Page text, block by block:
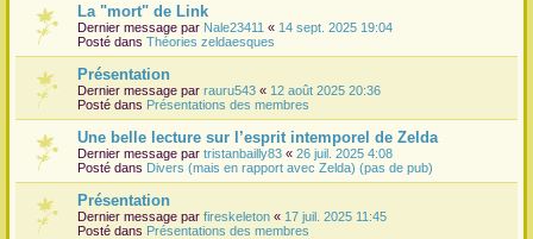
La "mort" de Link
Dernier message par Nale23411 « 14 sept. 2025 19:04
Posté dans Théories zeldaesques
Présentation
Dernier message par rauru543 « 12 août 2025 20:36
Posté dans Présentations des membres
Une belle lecture sur l’esprit intemporel de Zelda
Dernier message par tristanbailly83 « 26 juil. 2025 4:08
Posté dans Divers (mais en rapport avec Zelda) (pas de pub)
Présentation
Dernier message par fireskeleton « 17 juil. 2025 11:45
Posté dans Présentations des membres